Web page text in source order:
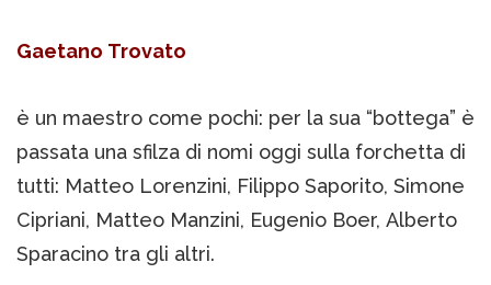
Gaetano Trovato
è un maestro come pochi: per la sua “bottega” è
passata una sfilza di nomi oggi sulla forchetta di
tutti: Matteo Lorenzini, Filippo Saporito, Simone
Cipriani, Matteo Manzini, Eugenio Boer, Alberto
Sparacino tra gli altri.